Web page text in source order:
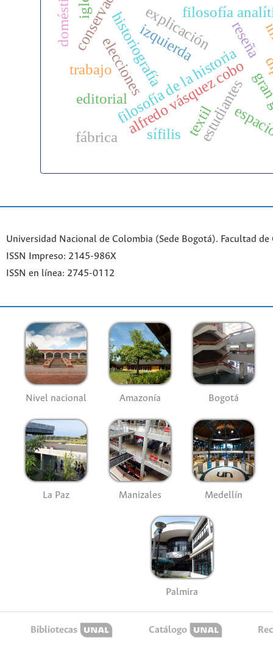
reseña
filosofía
filosofía de la historia
explicación
historiografía
alfredo vásquez cobo
conservador
elecciones
estudiantes
izquierda
editorial
trabajo
textil
fábrica sífilis
doméstico
Universidad Nacional de Colombia (Sede Bogotá). Facultad de
ISSN Impreso: 2145-986X
ISSN en línea: 2745-0112
Nivel nacional Amazonía Bogotá
La Paz Manizales Medellín
Palmira
Bibliotecas Catálogo